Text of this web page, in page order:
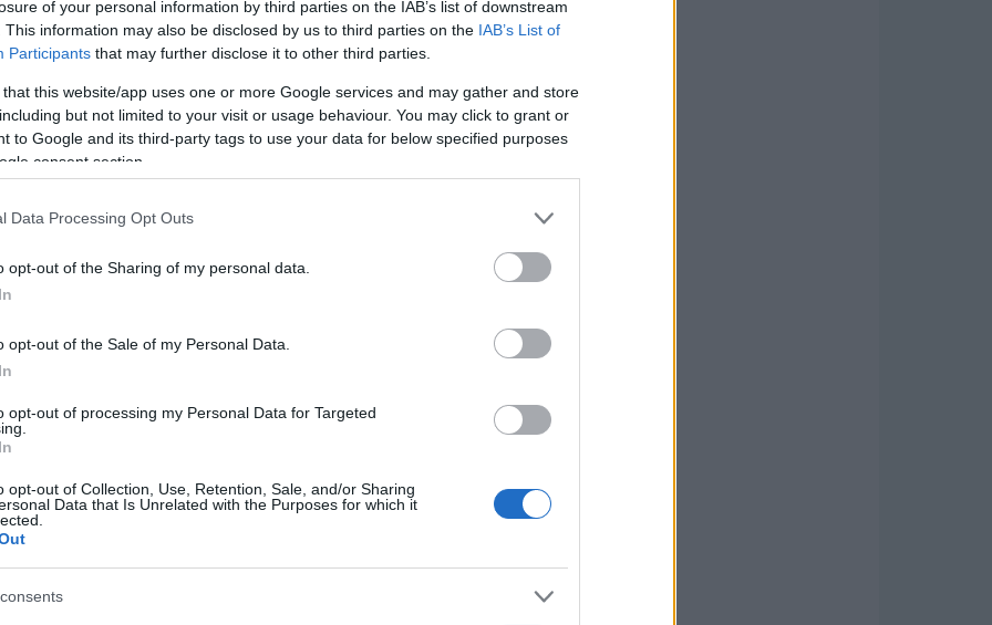
of your personal information by third parties on the IAB’s list of downstream
This information may also be disclosed by us to third parties on the IAB’s List of
Participants that may further disclose it to other third parties.
that this website/app uses one or more Google services and may gather and store
but not limited to your visit or usage behaviour. You may click to grant or
to Google and its third-party tags to use your data for below specified purposes
consent section.
Data Processing Opt Outs
opt-out of the Sharing of my personal data.
opt-out of the Sale of my Personal Data.
opt-out of processing my Personal Data for Targeted
opt-out of Collection, Use, Retention, Sale, and/or Sharing
Data that Is Unrelated with the Purposes for which it
comparti più resilienti e promettenti per gli
domanda sempre elevata, le aziende
interessanti, specialmente per
i dividendi. Recenti analisi hanno evidenziato
non solo mantenendo, ma anche aumentando
attraenti per gli investitori a lungo termine.